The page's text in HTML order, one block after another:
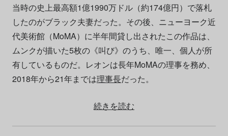
当時の史上最高額1億1990万ドル（約174億円）で落札
したのがブラック夫妻だった。その後、ニューヨーク近
代美術館（MoMA）に半年間貸し出されたこの作品は、
ムンクが描いた5枚の《叫び》のうち、唯一、個人が所
有しているものだ。レオンは長年MoMAの理事を務め、
2018年から21年までは理事長だった。
続きを読む